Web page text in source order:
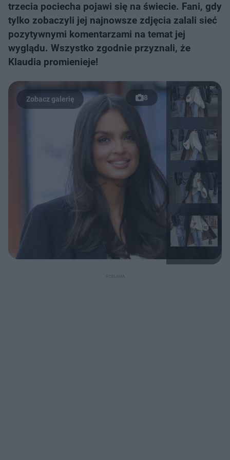
trzecia pociecha pojawi się na świecie. Fani, gdy
tylko zobaczyli jej najnowsze zdjęcia zalali sieć
pozytywnymi komentarzami na temat jej
wyglądu. Wszystko zgodnie przyznali, że
Klaudia promienieje!
8